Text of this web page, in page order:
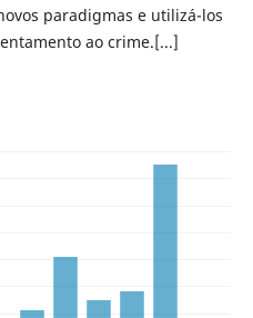
paradigmas e utilizá-los
ao crime.[...]